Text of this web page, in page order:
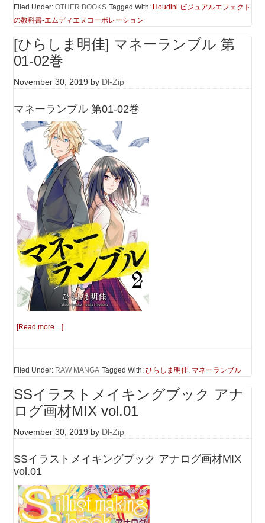
Filed Under:OTHER BOOKS Tagged With: Houdini ビジュアルエフェクト
の教科書-エムディエヌコーポレーション
[ひらしま明佳] マネーランブル 第
01-02巻
November 30, 2019 by Dl-Zip
マネーランブル 第01-02巻
[Read more…]
Filed Under: RAW MANGA Tagged With:ひらしま明佳, マネーランブル
SSイラストメイキングブック アナ
ログ画材MIX vol.01
November 30, 2019 by Dl-Zip
SSイラストメイキングブック アナログ画材MIX
vol.01